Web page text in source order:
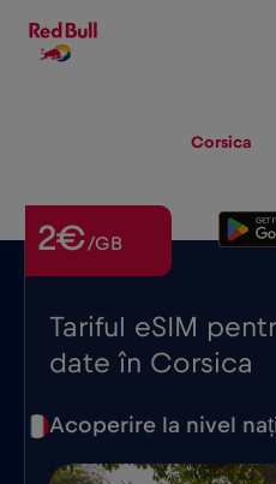
Corsica
Tariful eSIM
date în Corsica
2€/GB
Acoperire la nivel